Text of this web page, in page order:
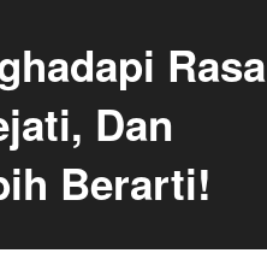
Rasa
Dan
Berarti!